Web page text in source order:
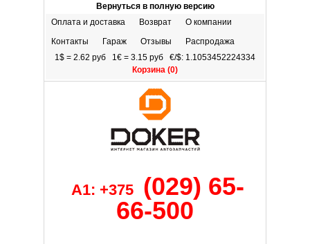
Вернуться в полную версию
Оплата и доставка
Возврат
О компании
Контакты
Гараж Отзывы
Распродажа
1$ = 2.62 руб 1€ = 3.15 руб €/$: 1.1053452224334
Корзина (0)
A1: +375
(029) 65-
66-500